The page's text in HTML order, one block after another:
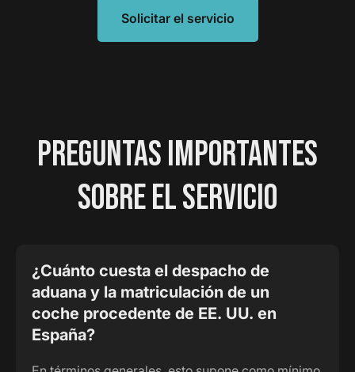
Solicitar el servicio
PREGUNTAS IMPORTANTES
SOBRE EL SERVICIO
¿Cuánto cuesta el despacho de
aduana y la matriculación de un
coche procedente de EE. UU. en
España?